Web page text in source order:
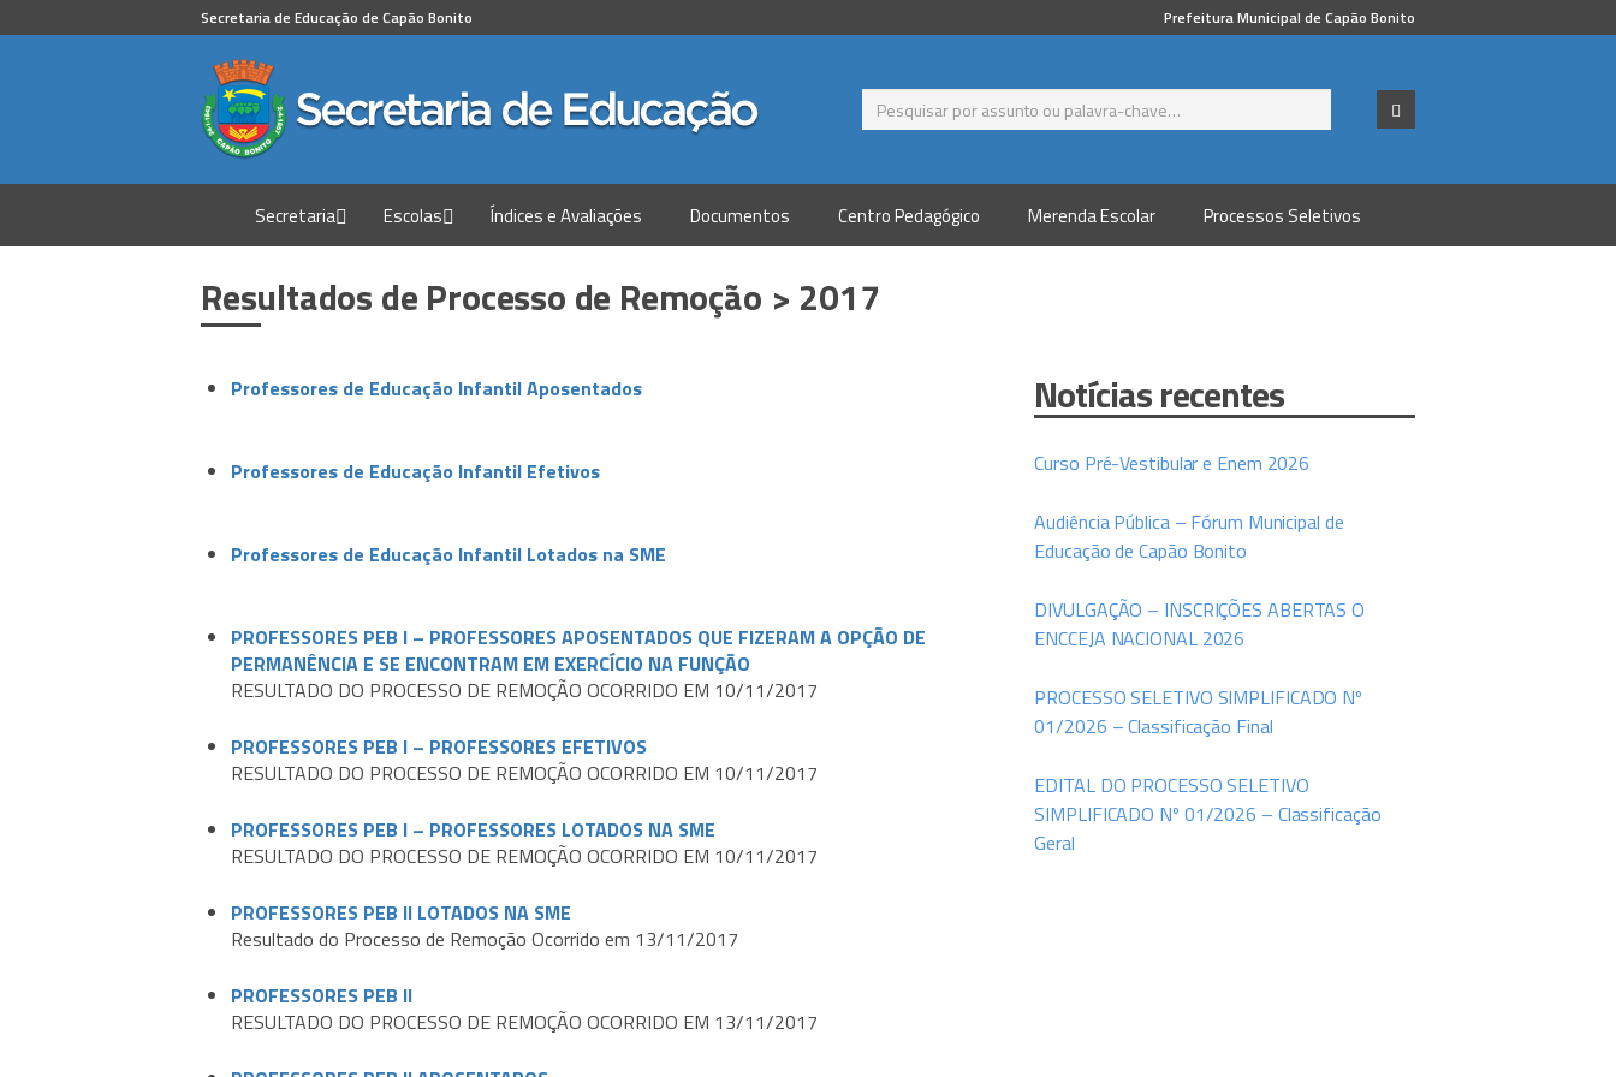
Secretaria de Educação de Capão Bonito Prefeitura Municipal de Capão Bonito
Secretaria Escolas Índices e Avaliações Documentos Centro Pedagógico Merenda Escolar Processos Seletivos
Resultados de Processo de Remoção > 2017
Professores de Educação Infantil Aposentados
Professores de Educação Infantil Efetivos
Professores de Educação Infantil Lotados na SME
PROFESSORES PEB I – PROFESSORES APOSENTADOS QUE FIZERAM A OPÇÃO DE
PERMANÊNCIA E SE ENCONTRAM EM EXERCÍCIO NA FUNÇÃO
RESULTADO DO PROCESSO DE REMOÇÃO OCORRIDO EM 10/11/2017
PROFESSORES PEB I – PROFESSORES EFETIVOS
RESULTADO DO PROCESSO DE REMOÇÃO OCORRIDO EM 10/11/2017
PROFESSORES PEB I – PROFESSORES LOTADOS NA SME
RESULTADO DO PROCESSO DE REMOÇÃO OCORRIDO EM 10/11/2017
PROFESSORES PEB II LOTADOS NA SME
Resultado do Processo de Remoção Ocorrido em 13/11/2017
PROFESSORES PEB II
RESULTADO DO PROCESSO DE REMOÇÃO OCORRIDO EM 13/11/2017
Notícias recentes
Curso Pré-Vestibular e Enem 2026
Audiência Pública – Fórum Municipal de
Educação de Capão Bonito
DIVULGAÇÃO – INSCRIÇÕES ABERTAS O
ENCCEJA NACIONAL 2026
PROCESSO SELETIVO SIMPLIFICADO Nº
01/2026 – Classificação Final
EDITAL DO PROCESSO SELETIVO
SIMPLIFICADO Nº 01/2026 – Classificação
Geral